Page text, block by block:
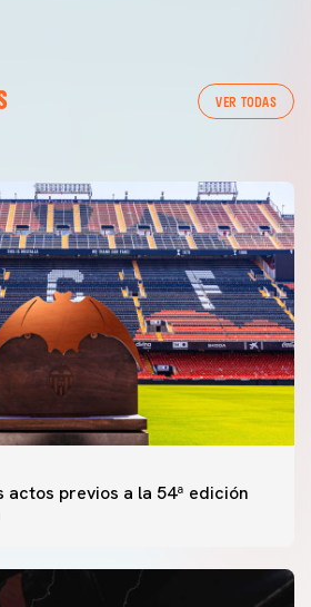
VER TODAS
VALENCIA CF 6/8/2026
actos previos a la 54ª edición